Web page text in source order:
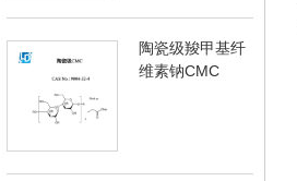
陶瓷级羧甲基纤
维素钠CMC